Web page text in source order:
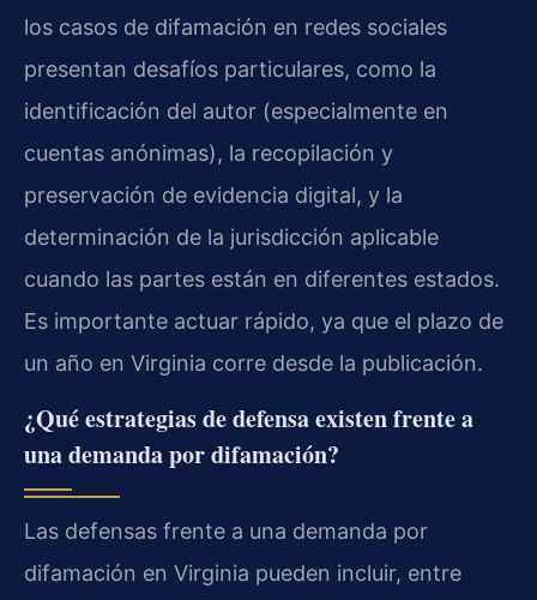
los casos de difamación en redes sociales
presentan desafíos particulares, como la
identificación del autor (especialmente en
cuentas anónimas), la recopilación y
preservación de evidencia digital, y la
determinación de la jurisdicción aplicable
cuando las partes están en diferentes estados.
Es importante actuar rápido, ya que el plazo de
un año en Virginia corre desde la publicación.
¿Qué estrategias de defensa existen frente a
una demanda por difamación?
Las defensas frente a una demanda por
difamación en Virginia pueden incluir, entre